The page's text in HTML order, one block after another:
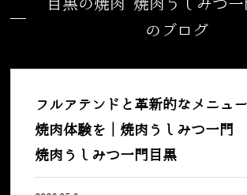
目黒の焼肉 焼肉うしみつ
のブログ
フルアテンドと革新的なメニュ
焼肉体験を｜焼肉うしみつ一門
焼肉うしみつ一門目黒